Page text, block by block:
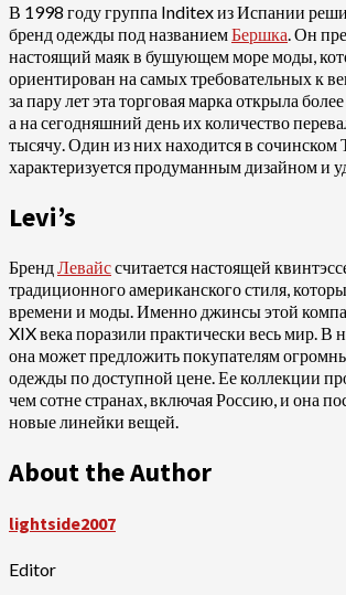
В 1998 году группа Inditex из Испании
бренд одежды под названиемБершка. Он
настоящий маяк в бушующем море моды,
ориентирован на самых требовательных к
за пару лет эта торговая марка открыла
а на сегодняшний день их количество
тысячу. Один из них находится в
характеризуется продуманным дизайном и
Levi’s
БрендЛевайссчитается настоящей
традиционного американского стиля,
времени и моды. Именно джинсы этой
XIX века поразили практически весь мир. В
она может предложить покупателям
одежды по доступной цене. Ее коллекции
чем сотне странах, включая Россию, и она
новые линейки вещей.
About the Author
lightside2007
Editor